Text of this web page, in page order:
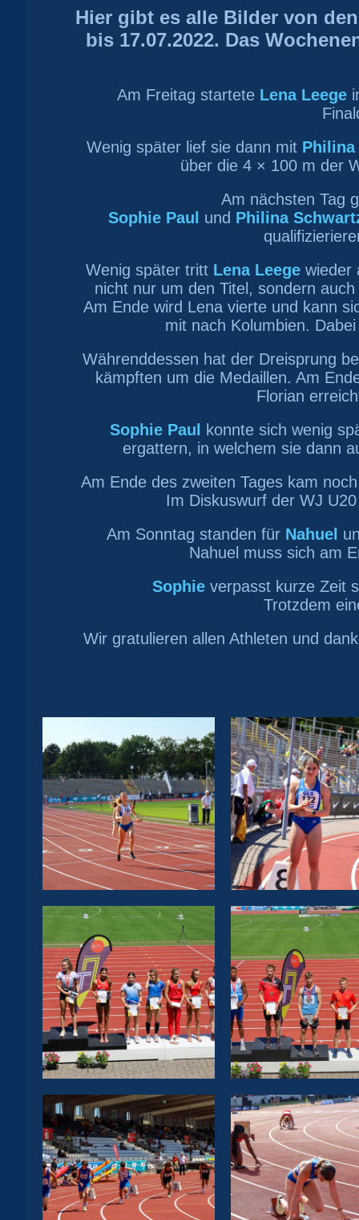
Hier gibt es alle Bilder von
bis 17.07.2022. Das
Am Freitag startete Lena Leege
Wenig später lief sie dann mit Philina
über die 4 × 100 m der
Am nächsten Tag
Sophie Paul und Philina
Wenig später tritt Lena Leegewieder
nicht nur um den Titel, sondern
Am Ende wird Lena vierte und kann
mit nach Kolumbien.
Währenddessen hat der Dreisprung
kämpften um die Medaillen. Am
Florian
Sophie Paul konnte sich wenig
ergattern, in welchem sie dann
Am Ende des zweiten Tages kam
Im Diskuswurf der WJ
Am Sonntag standen für Nahuel
Nahuel muss sich am
Sophieverpasst kurze Zeit
Trotzdem
Wir gratulieren allen Athleten und